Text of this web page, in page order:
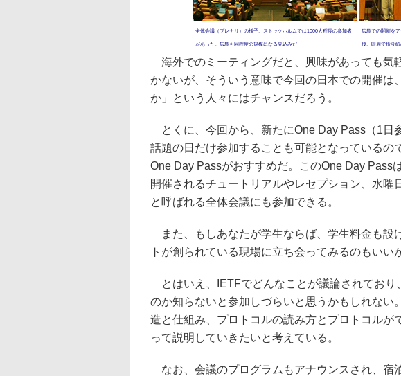
全体会議（プレナリ）の様子。ストックホルムでは1000人程度の参加者
があった。広島も同程度の規模になる見込みだ
広島での開催を
授。即席で折り
海外でのミーティングだと、興味があっても気
かないが、そういう意味で今回の日本での開催は
か」という人々にはチャンスだろう。
とくに、今回から、新たにOne Day Pass（1日
話題の日だけ参加することも可能となっているの
One Day Passがおすすめだ。このOne Day Pass
開催されるチュートリアルやレセプション、水曜
と呼ばれる全体会議にも参加できる。
また、もしあなたが学生ならば、学生料金も設
トが創られている現場に立ち会ってみるのもいい
とはいえ、IETFでどんなことが議論されており
のか知らないと参加しづらいと思うかもしれない
造と仕組み、プロトコルの読み方とプロトコルが
って説明していきたいと考えている。
なお、会議のプログラムもアナウンスされ、宿